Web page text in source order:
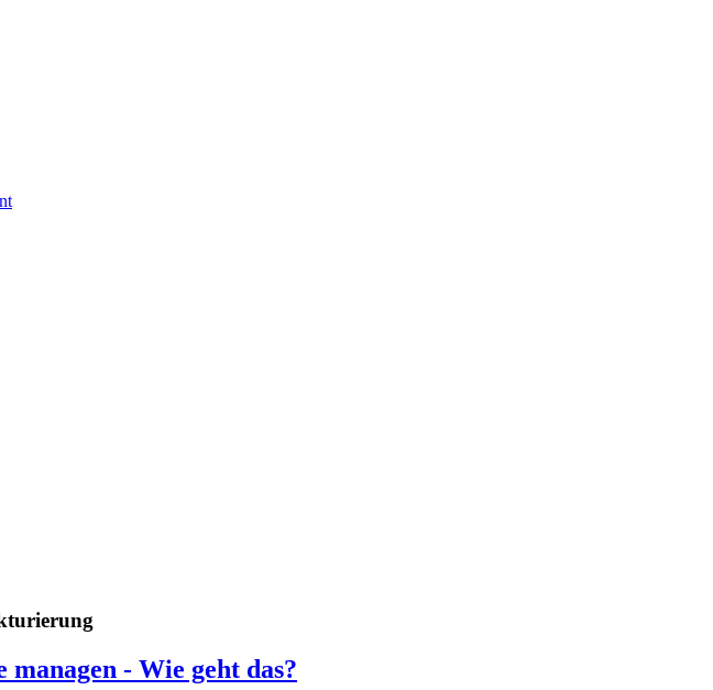
- Wie geht das?